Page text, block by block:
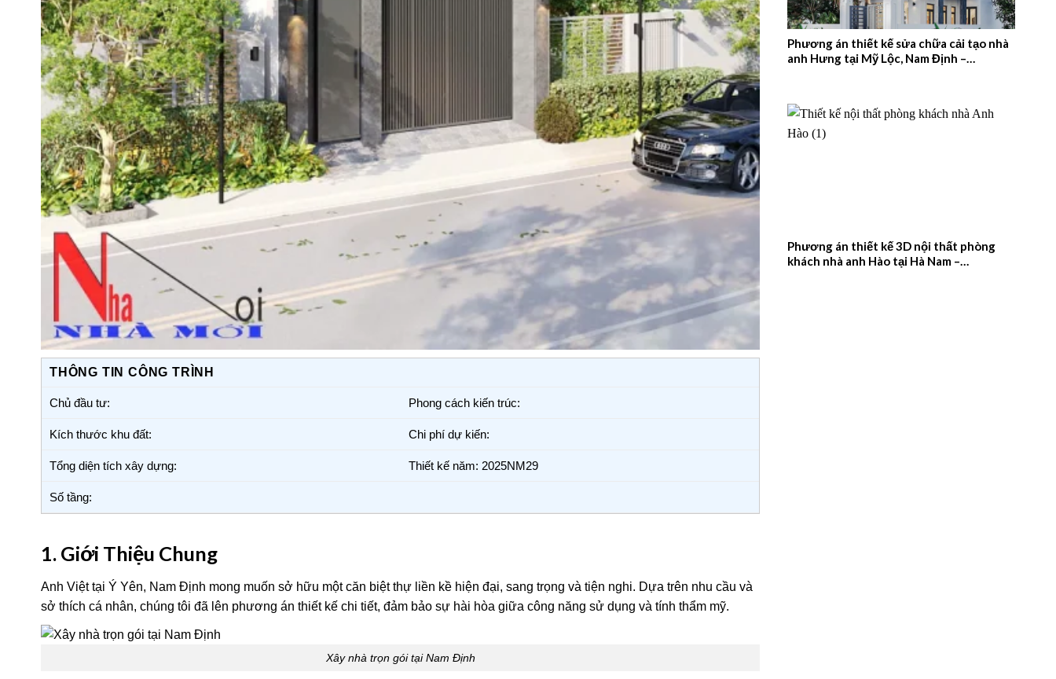
THÔNG TIN CÔNG TRÌNH
Chủ đầu tư: Phong cách kiến trúc:
Kích thước khu đất: Chi phí dự kiến:
Tổng diện tích xây dựng: Thiết kế năm: 2025NM29
Số tầng:
1. Giới Thiệu Chung
Anh Việt tại Ý Yên, Nam Định mong muốn sở hữu một căn biệt thự liền kề hiện đại, sang trọng và tiện nghi. Dựa trên nhu cầu và
sở thích cá nhân, chúng tôi đã lên phương án thiết kế chi tiết, đảm bảo sự hài hòa giữa công năng sử dụng và tính thẩm mỹ.
Xây nhà trọn gói tại Nam Định
Phương án thiết kế sửa chữa cải tạo nhà
anh Hưng tại Mỹ Lộc, Nam Định –
Phương án thiết kế 3D nội thất phòng
khách nhà anh Hào tại Hà Nam –